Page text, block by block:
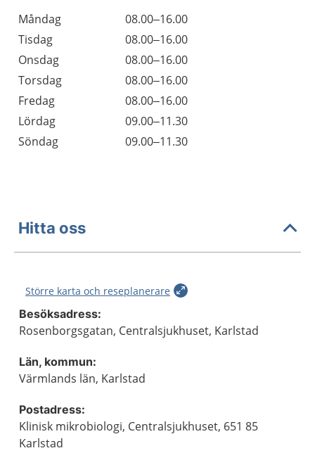
Dag
Öppettider
Kommentarer
Måndag
08.00–16.00
Tisdag
08.00–16.00
Onsdag
08.00–16.00
Torsdag
08.00–16.00
Fredag
08.00–16.00
Lördag
09.00–11.30
Söndag
09.00–11.30
Hitta oss
Större karta och reseplanerare
Besöksadress:
Rosenborgsgatan, Centralsjukhuset, Karlstad
Län, kommun:
Värmlands län, Karlstad
Postadress:
Klinisk mikrobiologi, Centralsjukhuset, 651 85
Karlstad